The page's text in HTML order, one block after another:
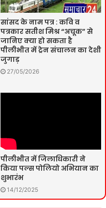
सांसद के नाम पत्र : कवि व
पत्रकार सतीश मिश्र “अचूक” से
जानिए क्या हो सकता है
पीलीभीत में ट्रेन संचालन का देशी
जुगाड़
27/05/2026
पीलीभीत में जिलाधिकारी ने
किया पल्स पोलियो अभियान का
शुभारंभ
14/12/2025